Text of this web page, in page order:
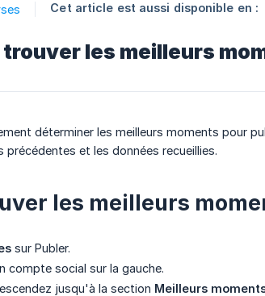
Cet article est aussi disponible en :
les meilleurs
déterminer les meilleurs moments pour
précédentes et les données recueillies.
les meilleurs
sur Publer.
compte social sur la gauche.
jusqu'à la section Meilleurs